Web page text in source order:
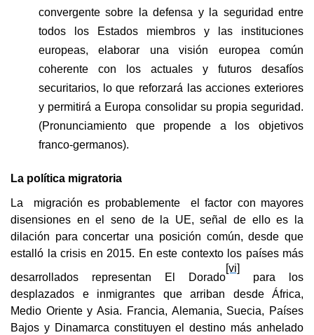
convergente sobre la defensa y la seguridad entre
todos los Estados miembros y las instituciones
europeas, elaborar una visión europea común
coherente con los actuales y futuros desafíos
securitarios, lo que reforzará las acciones exteriores
y permitirá a Europa consolidar su propia seguridad.
(Pronunciamiento que propende a los objetivos
franco-germanos).
La política migratoria
La migración es probablemente el factor con mayores
disensiones en el seno de la UE, señal de ello es la
dilación para concertar una posición común, desde que
estalló la crisis en 2015. En este contexto los países más
desarrollados representan El Dorado
[vi]
para los
desplazados e inmigrantes que arriban desde África,
Medio Oriente y Asia. Francia, Alemania, Suecia, Países
Bajos y Dinamarca constituyen el destino más anhelado